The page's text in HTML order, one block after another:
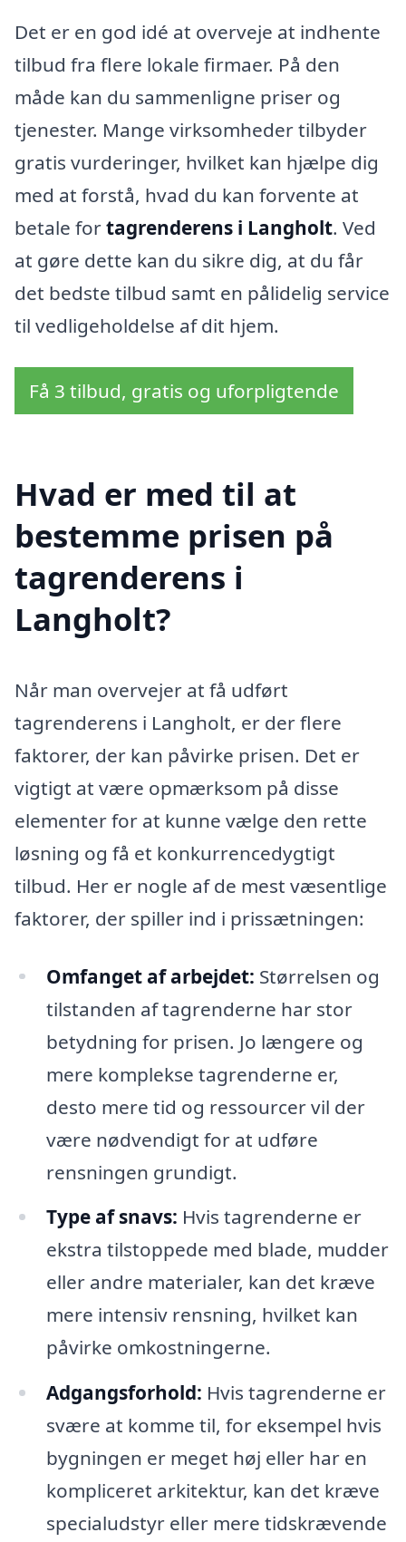
Det er en god idé at overveje at indhente
tilbud fra flere lokale firmaer. På den
måde kan du sammenligne priser og
tjenester. Mange virksomheder tilbyder
gratis vurderinger, hvilket kan hjælpe dig
med at forstå, hvad du kan forvente at
betale fortagrenderens i Langholt. Ved
at gøre dette kan du sikre dig, at du får
det bedste tilbud samt en pålidelig service
til vedligeholdelse af dit hjem.
Få 3 tilbud, gratis og uforpligtende
Hvad er med til at
bestemme prisen på
tagrenderens i
Langholt?
Når man overvejer at få udført
tagrenderens i Langholt, er der flere
faktorer, der kan påvirke prisen. Det er
vigtigt at være opmærksom på disse
elementer for at kunne vælge den rette
løsning og få et konkurrencedygtigt
tilbud. Her er nogle af de mest væsentlige
faktorer, der spiller ind i prissætningen:
Omfanget af arbejdet: Størrelsen og
tilstanden af tagrenderne har stor
betydning for prisen. Jo længere og
mere komplekse tagrenderne er,
desto mere tid og ressourcer vil der
være nødvendigt for at udføre
rensningen grundigt.
Type af snavs: Hvis tagrenderne er
ekstra tilstoppede med blade, mudder
eller andre materialer, kan det kræve
mere intensiv rensning, hvilket kan
påvirke omkostningerne.
Adgangsforhold: Hvis tagrenderne er
svære at komme til, for eksempel hvis
bygningen er meget høj eller har en
kompliceret arkitektur, kan det kræve
specialudstyr eller mere tidskrævende